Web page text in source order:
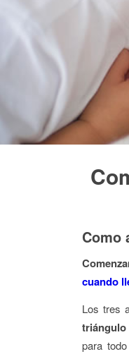
Como
cuando
Los tres
triángulo
para